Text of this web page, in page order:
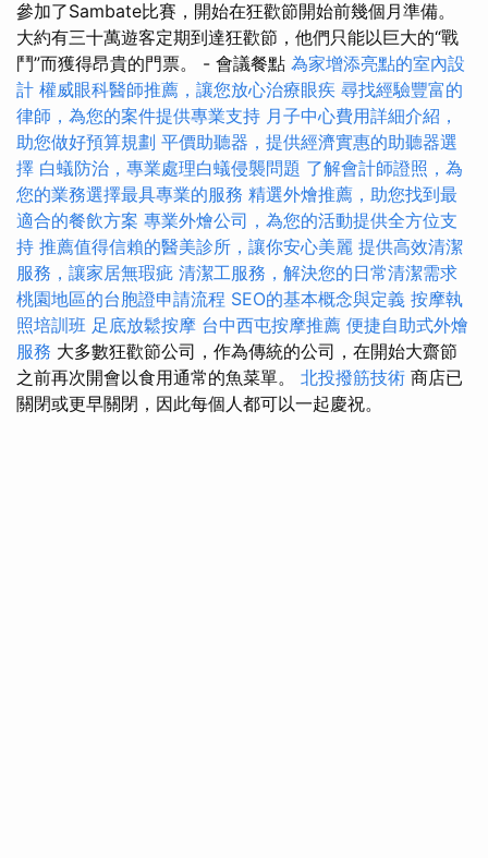
參加了Sambate比賽，開始在狂歡節開始前幾個月準備。
大約有三十萬遊客定期到達狂歡節，他們只能以巨大的“戰
鬥”而獲得昂貴的門票。 - 會議餐點 為家增添亮點的室內設
計 權威眼科醫師推薦，讓您放心治療眼疾 尋找經驗豐富的
律師，為您的案件提供專業支持 月子中心費用詳細介紹，
助您做好預算規劃 平價助聽器，提供經濟實惠的助聽器選
擇 白蟻防治，專業處理白蟻侵襲問題 了解會計師證照，為
您的業務選擇最具專業的服務 精選外燴推薦，助您找到最
適合的餐飲方案 專業外燴公司，為您的活動提供全方位支
持 推薦值得信賴的醫美診所，讓你安心美麗 提供高效清潔
服務，讓家居無瑕疵 清潔工服務，解決您的日常清潔需求
桃園地區的台胞證申請流程 SEO的基本概念與定義 按摩執
照培訓班 足底放鬆按摩 台中西屯按摩推薦 便捷自助式外燴
服務 大多數狂歡節公司，作為傳統的公司，在開始大齋節
之前再次開會以食用通常的魚菜單。 北投撥筋技術 商店已
關閉或更早關閉，因此每個人都可以一起慶祝。